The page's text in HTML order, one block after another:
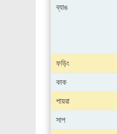
ব্যাঙ
ফড়িং
কাক
পায়রা
সাপ